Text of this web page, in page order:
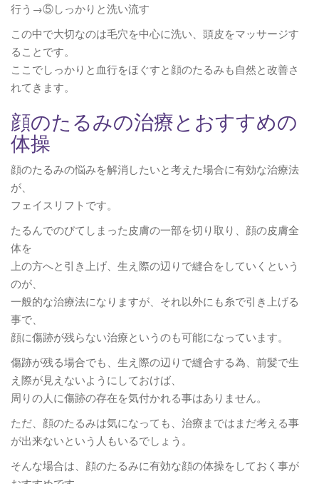
行う→⑤しっかりと洗い流す
この中で大切なのは毛穴を中心に洗い、頭皮をマッサージす
ることです。
ここでしっかりと血行をほぐすと顔のたるみも自然と改善さ
れてきます。
顔のたるみの治療とおすすめの
体操
顔のたるみの悩みを解消したいと考えた場合に有効な治療法
が、
フェイスリフトです。
たるんでのびてしまった皮膚の一部を切り取り、顔の皮膚全
体を
上の方へと引き上げ、生え際の辺りで縫合をしていくという
のが、
一般的な治療法になりますが、それ以外にも糸で引き上げる
事で、
顔に傷跡が残らない治療というのも可能になっています。
傷跡が残る場合でも、生え際の辺りで縫合する為、前髪で生
え際が見えないようにしておけば、
周りの人に傷跡の存在を気付かれる事はありません。
ただ、顔のたるみは気になっても、治療まではまだ考える事
が出来ないという人もいるでしょう。
そんな場合は、顔のたるみに有効な顔の体操をしておく事が